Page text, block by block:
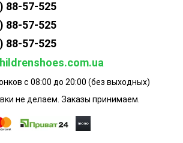
88-57-525
88-57-525
88-57-525
с 08:00 до 20:00 (без выходных)
не делаем. Заказы принимаем.